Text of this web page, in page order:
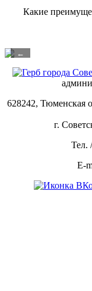
Какие
←
628242, Тюменская
г.
Тел.
E-